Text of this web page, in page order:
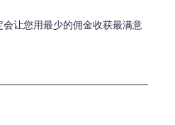
让您用最少的佣金收获最满意